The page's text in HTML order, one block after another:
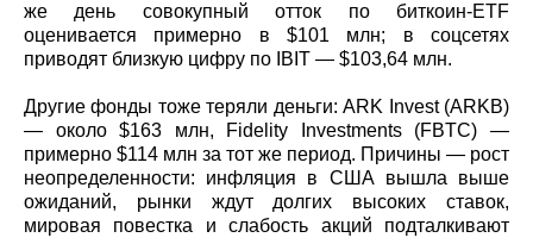
же день совокупный отток по биткоин‑ETF
оценивается примерно в $101 млн; в соцсетях
приводят близкую цифру по IBIT — $103,64 млн.
Другие фонды тоже теряли деньги: ARK Invest (ARKB)
— около $163 млн, Fidelity Investments (FBTC) —
примерно $114 млн за тот же период. Причины — рост
неопределенности: инфляция в США вышла выше
ожиданий, рынки ждут долгих высоких ставок,
мировая повестка и слабость акций подталкивают